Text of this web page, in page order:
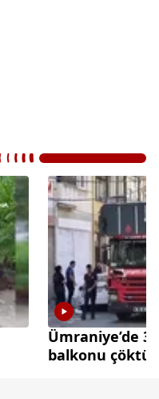
Ümraniye’de 3
balkonu çöktü